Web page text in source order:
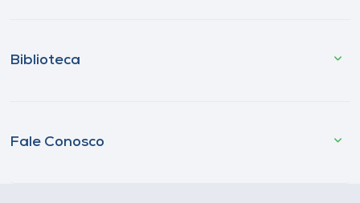
Biblioteca
Fale Conosco